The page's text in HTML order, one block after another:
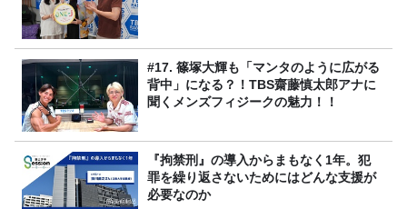
#17. 篠塚大輝も「マンタのように広がる
背中」になる？！TBS齋藤慎太郎アナに
聞くメンズフィジークの魅力！！
『拘禁刑』の導入からまもなく1年。犯
罪を繰り返さないためにはどんな支援が
必要なのか